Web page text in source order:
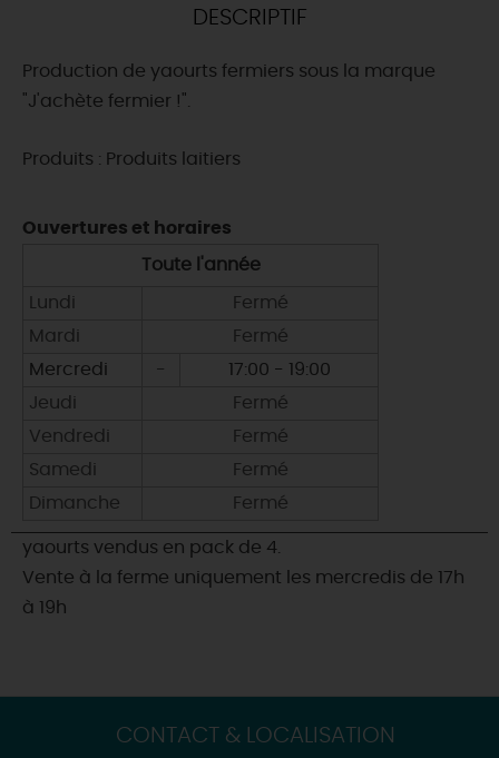
TOUT L'AGENDA
DESCRIPTIF
Production de yaourts fermiers sous la marque
"J'achète fermier !".
Produits : Produits laitiers
Ouvertures et horaires
Toute l'année
Lundi
Fermé
Mardi
Fermé
Mercredi
-
17:00 - 19:00
Jeudi
Fermé
Vendredi
Fermé
Samedi
Fermé
Dimanche
Fermé
yaourts vendus en pack de 4.
Vente à la ferme uniquement les mercredis de 17h
à 19h
CONTACT & LOCALISATION